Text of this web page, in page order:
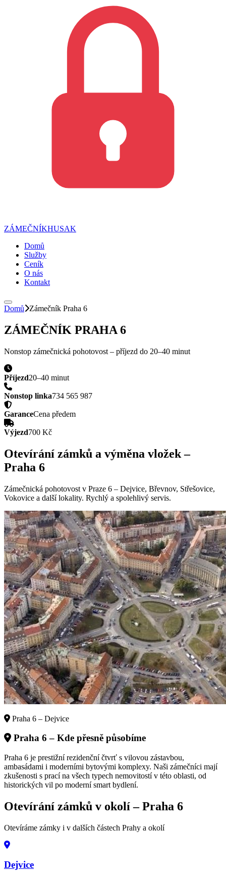
ZÁMEČNÍKHUSAK
Domů
Služby
Ceník
O nás
Kontakt
Domů Zámečník Praha 6
ZÁMEČNÍK PRAHA 6
Nonstop zámečnická pohotovost – příjezd do 20–40 minut
Příjezd20–40 minut
Nonstop linka734 565 987
GaranceCena předem
Výjezd700 Kč
Otevírání zámků a výměna vložek –
Praha 6
Zámečnická pohotovost v Praze 6 – Dejvice, Břevnov, Střešovice,
Vokovice a další lokality. Rychlý a spolehlivý servis.
Praha 6 – Dejvice
Praha 6 – Kde přesně působíme
Praha 6 je prestižní rezidenční čtvrť s vilovou zástavbou,
ambasádami i moderními bytovými komplexy. Naši zámečníci mají
zkušenosti s prací na všech typech nemovitostí v této oblasti, od
historických vil po moderní smart bydlení.
Otevírání zámků v okolí –Praha 6
Otevíráme zámky i v dalších částech Prahy a okolí
Dejvice